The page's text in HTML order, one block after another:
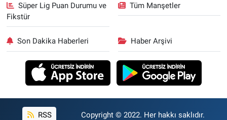
Süper Lig Puan Durumu ve
Fikstür
Tüm Manşetler
Son Dakika Haberleri Haber Arşivi
RSS Copyright © 2022. Her hakkı saklıdır.